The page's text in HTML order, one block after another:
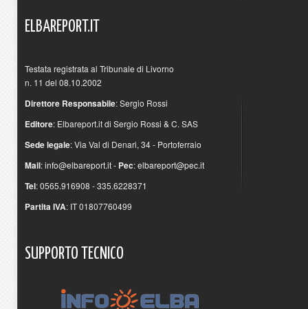
ELBAREPORT.IT
Testata registrata al Tribunale di Livorno
n. 11 del 08.10.2002
Direttore Responsabile: Sergio Rossi
Editore: Elbareport.it di Sergio Rossi & C. SAS
Sede legale: Via Val di Denari, 34 - Portoferraio
Mail:info@elbareport.it- Pec:elbareport@pec.it
Tel: 0565.916908 - 335.6228371
Partita IVA: IT 01807760499
SUPPORTO TECNICO